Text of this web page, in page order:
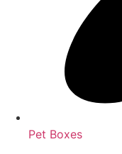
Pet Boxes